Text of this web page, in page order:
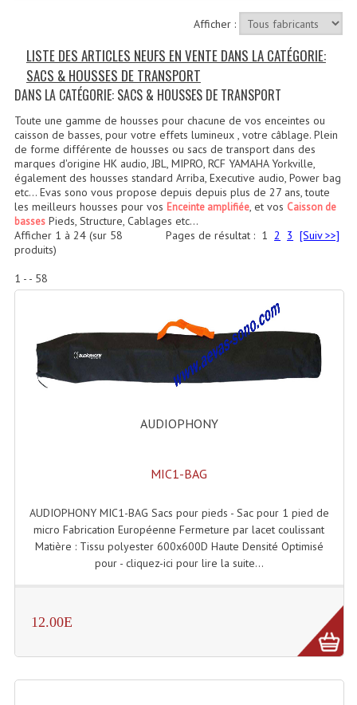
Recevoir Nos Promotions
Faire Votre Devis
CATÉGORIES
Sonorisation
Accessoires Pieds Cellules Diamants
Accessoires Enceintes
Pieds D'enceintes
Selecteurs Audio Vidéo
Casques Stéréo
Compresseurs , Limiteurs , Noise Gate
Egaliseur Egaliseurs
Enceintes Et Caissons Basses
Afficher :
LISTE DES ARTICLES NEUFS EN VENTE DANS LA CATÉGORIE:
SACS & HOUSSES DE TRANSPORT
DANS LA CATÉGORIE: SACS & HOUSSES DE TRANSPORT
Toute une gamme de housses pour chacune de vos enceintes ou
caisson de basses, pour votre effets lumineux , votre câblage. Plein
de forme différente de housses ou sacs de transport dans des
marques d'origine HK audio, JBL, MIPRO, RCF YAMAHA Yorkville,
également des housses standard Arriba, Executive audio, Power bag
etc... Evas sono vous propose depuis depuis plus de 27 ans, toute
les meilleurs housses pour vos Enceinte amplifiée, et vos Caisson de
bassesPieds, Structure, Cablages etc...
Pages de résultat : 1 2 3 [Suiv >>]
Afficher 1 à 24(sur 58
produits)
1 - - 58
AUDIOPHONY
MIC1-BAG
AUDIOPHONY MIC1-BAG Sacs pour pieds - Sac pour 1 pied de
micro Fabrication Européenne Fermeture par lacet coulissant
Matière : Tissu polyester 600x600D Haute Densité Optimisé
pour - cliquez-ici pour lire la suite...
12.00E